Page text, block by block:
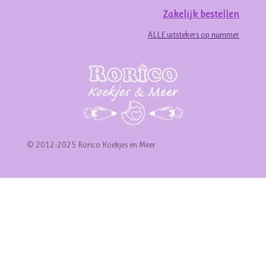
Zakelijk bestellen
ALLE uitstekers op nummer
© 2012-2025 Rorico Koekjes en Meer